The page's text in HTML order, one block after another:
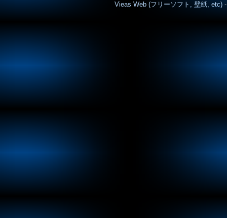
Vieas Web (フリーソフト, 壁紙, etc)